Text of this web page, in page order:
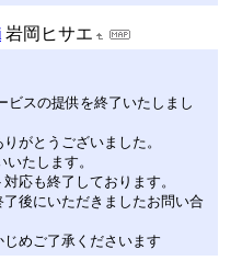
岩岡ヒサエ
ビスの提供を終了いたしまし
がとうございました。
たします。
応も終了しております。
後にいただきましたお問い合
めご了承くださいます